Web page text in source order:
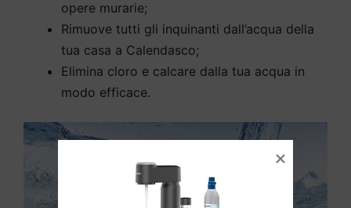
opere murarie;
Rimuove tutti gli inquinanti dall’acqua della
tua casa a Calendasco;
Elimina cloro e calcare dalla tua acqua in
modo efficace.